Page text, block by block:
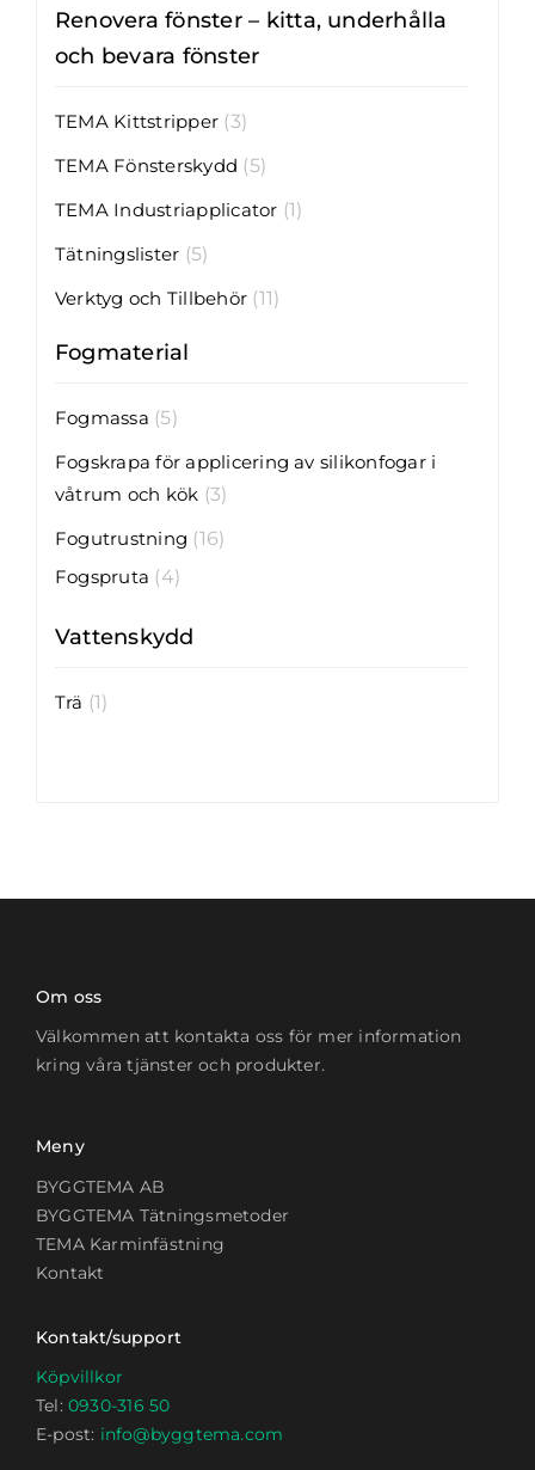
Renovera fönster – kitta, underhålla
och bevara fönster
TEMA Kittstripper (3)
TEMA Fönsterskydd (5)
TEMA Industriapplicator (1)
Tätningslister (5)
Verktyg och Tillbehör (11)
Fogmaterial
Fogmassa (5)
Fogskrapa för applicering av silikonfogar i
våtrum och kök (3)
Fogutrustning (16)
Fogspruta (4)
Vattenskydd
Trä (1)
Om oss
Välkommen att kontakta oss för mer information
kring våra tjänster och produkter.
Meny
BYGGTEMA AB
BYGGTEMA Tätningsmetoder
TEMA Karminfästning
Kontakt
Kontakt/support
Köpvillkor
Tel:0930-316 50
E-post: info@byggtema.com